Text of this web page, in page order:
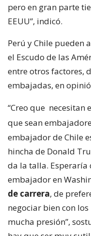
pero en gran parte
EEUU”, indicó.
Perú y Chile pueden
el Escudo de las
entre otros factores,
embajadas, en
“Creo que necesitan
que sean
embajador de Chile
hincha de Donald
da la talla. Esperaría
embajador en
de carrera, de
negociar bien con
mucha presión”,